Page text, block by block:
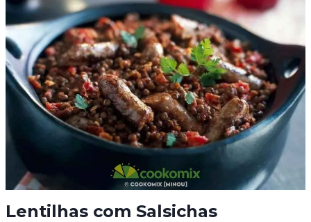
A
MUG»
Lentilhas com Salsichas